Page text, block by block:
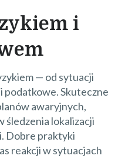
i
— od sytuacji
podatkowe. Skuteczne
awaryjnych,
śledzenia lokalizacji
Dobre praktyki
reakcji w sytuacjach